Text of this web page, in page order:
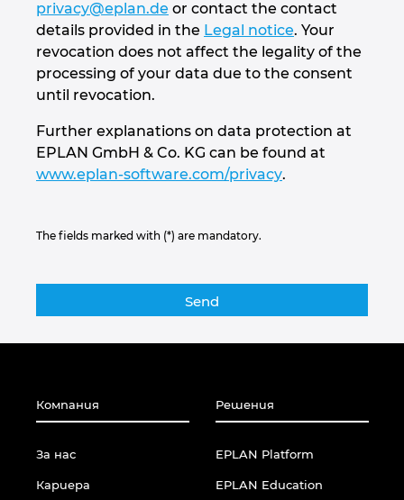
privacy@eplan.de or contact the contact
details provided in the Legal notice. Your
revocation does not affect the legality of the
processing of your data due to the consent
until revocation.
Further explanations on data protection at
EPLAN GmbH & Co. KG can be found at
www.eplan-software.com/privacy.
The fields marked with (*) are mandatory.
Компания
За нас
Кариера
Решения
EPLAN Platform
EPLAN Education